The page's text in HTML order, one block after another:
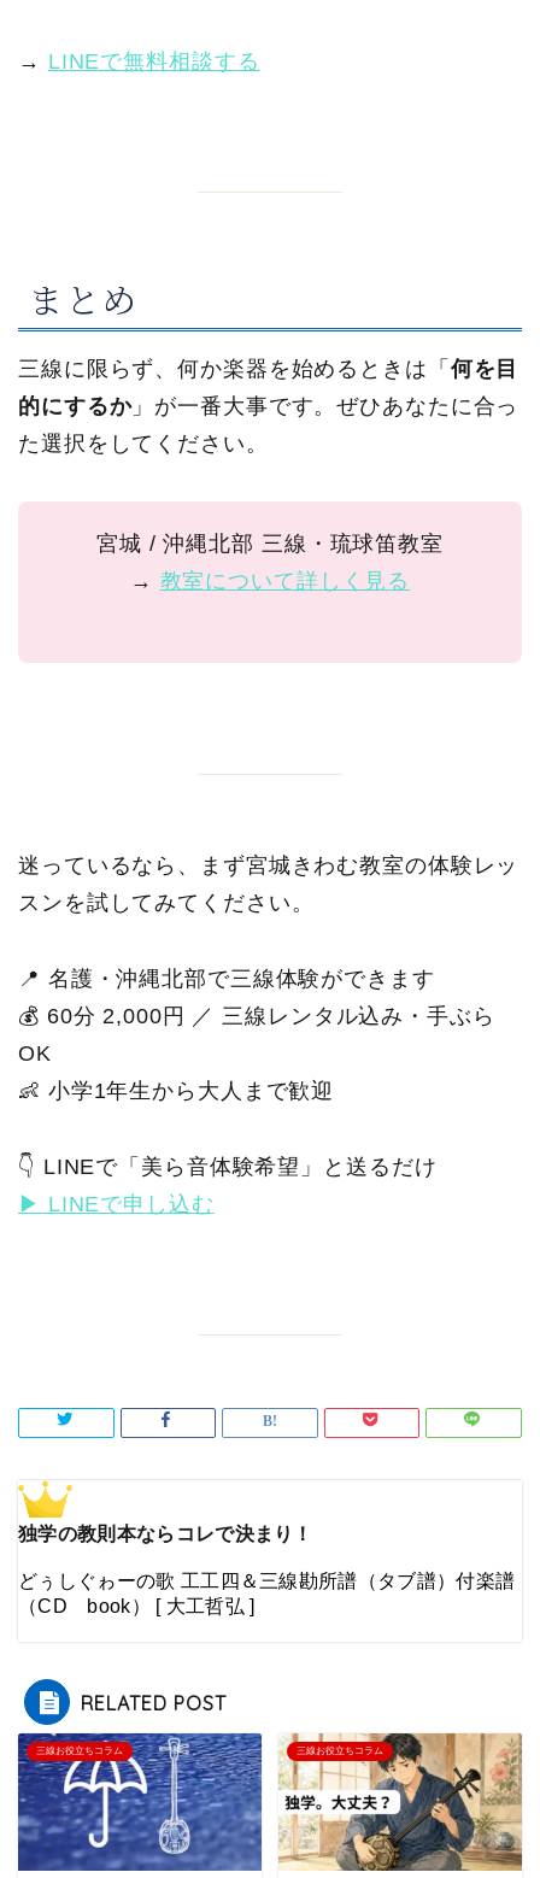
→ LINEで無料相談する
まとめ
三線に限らず、何か楽器を始めるときは「 何を目
的にするか」が一番大事です。ぜひあなたに合っ
た選択をしてください。
宮城 / 沖縄北部 三線・琉球笛教室
→ 教室について詳しく見る
迷っているなら、まず宮城きわむ教室の体験レッ
スンを試してみてください。
📍 名護・沖縄北部で三線体験ができます
💰 60分 2,000円 ／ 三線レンタル込み・手ぶら
OK
👶 小学1年生から大人まで歓迎
👇 LINEで「美ら音体験希望」と送るだけ
▶ LINEで申し込む
独学の教則本ならコレで決まり！
どぅしぐゎーの歌 工工四＆三線勘所譜（タブ譜）付楽譜
（CD book） [ 大工哲弘 ]
RELATED POST
三線お役立ちコラム 三線お役立ちコラム